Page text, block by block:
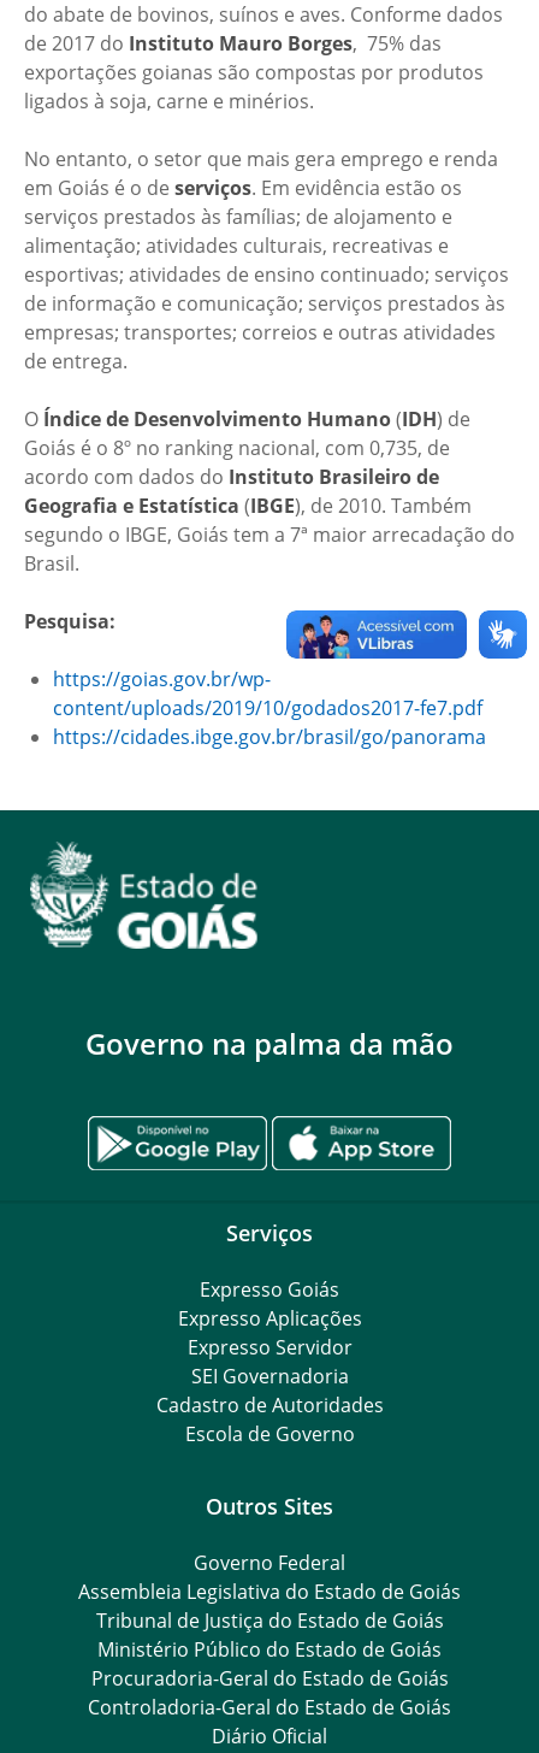
do abate de bovinos, suínos e aves. Conforme dados
de 2017 do Instituto Mauro Borges, 75% das
exportações goianas são compostas por produtos
ligados à soja, carne e minérios.
No entanto, o setor que mais gera emprego e renda
em Goiás é o de serviços. Em evidência estão os
serviços prestados às famílias; de alojamento e
alimentação; atividades culturais, recreativas e
esportivas; atividades de ensino continuado; serviços
de informação e comunicação; serviços prestados às
empresas; transportes; correios e outras atividades
de entrega.
O Índice de Desenvolvimento Humano(IDH) de
Goiás é o 8º no ranking nacional, com 0,735, de
acordo com dados do Instituto Brasileiro de
Geografia e Estatística (IBGE), de 2010. Também
segundo o IBGE, Goiás tem a 7ª maior arrecadação do
Brasil.
Pesquisa:
https://goias.gov.br/wp-
content/uploads/2019/10/godados2017-fe7.pdf
https://cidades.ibge.gov.br/brasil/go/panorama
Governo na palma da mão
Serviços
Expresso Goiás
Expresso Aplicações
Expresso Servidor
SEI Governadoria
Cadastro de Autoridades
Escola de Governo
Outros Sites
Governo Federal
Assembleia Legislativa do Estado de Goiás
Tribunal de Justiça do Estado de Goiás
Ministério Público do Estado de Goiás
Procuradoria-Geral do Estado de Goiás
Controladoria-Geral do Estado de Goiás
Diário Oficial